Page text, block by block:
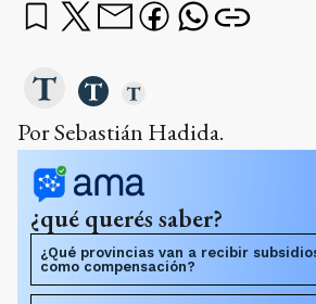
Por Sebastián Hadida.
¿qué querés saber?
¿Qué provincias van a recibir
como compensación?